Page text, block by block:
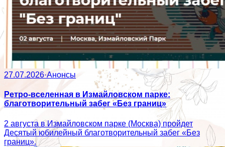
27.07.2026·Анонсы
Ретро-вселенная в Измайловском парке:
благотворительный забег «Без границ»
2 августа в Измайловском парке (Москва) пройдет
Десятый юбилейный благотворительный забег «Без
границ».